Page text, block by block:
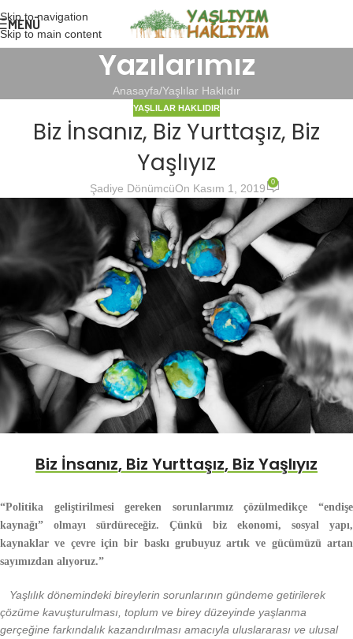
Skip to navigation
Skip to main content
MENÜ
Yazılarımız
Anasayfa Yaşlılar Haklıdır
YAŞLILAR HAKLIDIR
Biz İnsanız, Biz Yurttaşız, Biz
Yaşlıyız
Şadiye DönümcüOn Kasım 1, 2019 0
Biz İnsanız, Biz Yurttaşız, Biz Yaşlıyız
“Politika geliştirilmesi gereken sorunlarımız çözülmedikçe “endişe
kaynağı” olmayı sürdüreceğiz. Çünkü biz ekonomi, sosyal yapı,
kaynaklar ve çevre için bir baskı grubuyuz artık ve gücümüzü artan
sayımızdan alıyoruz.”
Yaşlılık dönemindeki bireylerin sorunlarının gündeme getirilerek
çözüme kavuşturulması, toplum ve birey düzeyinde yaşlanma
gerçeğine farkındalık kazandırılması amacıyla uluslararası ve ulusal